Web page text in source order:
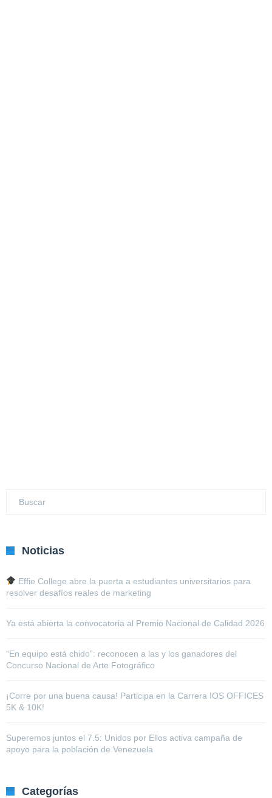
Noticias
Effie College abre la puerta a estudiantes universitarios para
resolver desafíos reales de marketing
Ya está abierta la convocatoria al Premio Nacional de Calidad 2026
“En equipo está chido”: reconocen a las y los ganadores del
Concurso Nacional de Arte Fotográfico
¡Corre por una buena causa! Participa en la Carrera IOS OFFICES
5K & 10K!
Superemos juntos el 7.5: Unidos por Ellos activa campaña de
apoyo para la población de Venezuela
Categorías